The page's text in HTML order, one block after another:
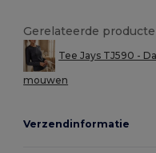
Gerelateerde
Tee Jays TJ590 -
mouwen
Verzendinformatie